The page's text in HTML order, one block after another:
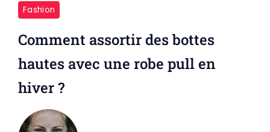
Fashion
Comment assortir des bottes
hautes avec une robe pull en
hiver ?